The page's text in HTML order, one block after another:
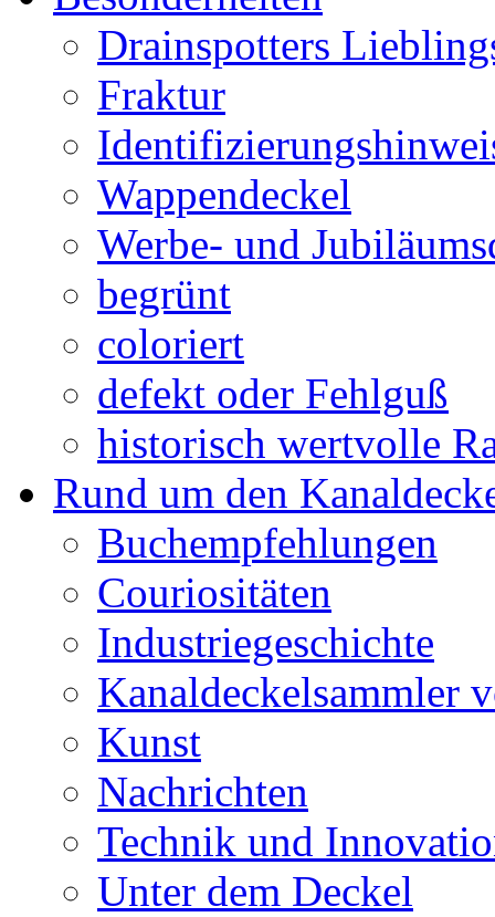
Drainspotters
Fraktur
Wappendeckel
Werbe- und
begrünt
coloriert
defekt oder Fehlguß
historisch wertvolle
Rund um den
Buchempfehlungen
Couriositäten
Industriegeschichte
Kanaldeckelsammler
Kunst
Nachrichten
Technik und
Unter dem Deckel